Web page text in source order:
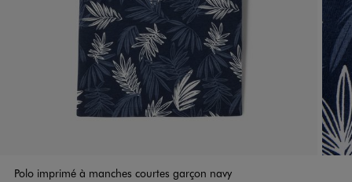
Polo imprimé à manches courtes garçon navy